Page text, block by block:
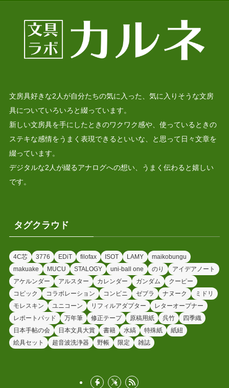
文房具好きな2人が自分たちの気に入った、気に入りそうな文房
具についていろいろと綴っています。
新しい文房具を手にしたときのワクワク感や、使っているときの
ステキな感情をうまく表現できるといいな、と思って日々文章を
綴っています。
デジタルな2人が綴るアナログへの想い、うまく伝わると嬉しい
です。
タグクラウド
4C芯 3776 EDiT filofax ISOT LAMY
maikobungu
makuake
MUCU STALOGY uni-ball one のり
アイデアノート
アケルンダー
アルスター カレンダー ガンダム
クーピー
コピック
コラボレーション コンビニ ゼブラ ナヌーク
ミドリ
モレスキン
ユニコーン リフィルアダプター
レターオープナー
レポートパッド
万年筆 修正テープ 原稿用紙 呉竹
四季織
日本手帖の会
日本文具大賞 書籍 水縞 特殊紙
紙紐
絵具セット
超音波洗浄器 野帳 限定 雑誌